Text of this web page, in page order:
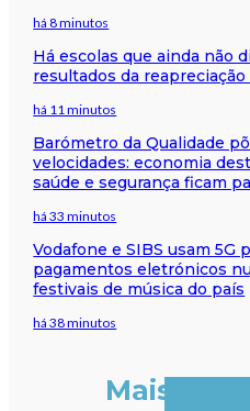
há 8 minutos
Há escolas que ainda não
resultados da reapreciação
há 11 minutos
Barómetro da Qualidade
velocidades: economia
saúde e segurança ficam
há 33 minutos
Vodafone e SIBS usam 5G
pagamentos eletrónicos
festivais de música do país
há 38 minutos
Mais